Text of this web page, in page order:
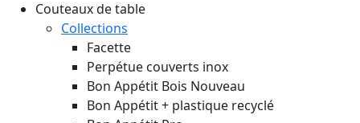
Couteaux de table
Collections
Facette
Perpétue couverts inox
Bon Appétit Bois Nouveau
Bon Appétit + plastique recyclé